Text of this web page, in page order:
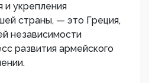
и укрепления
страны, — это Греция,
независимости
развития армейского